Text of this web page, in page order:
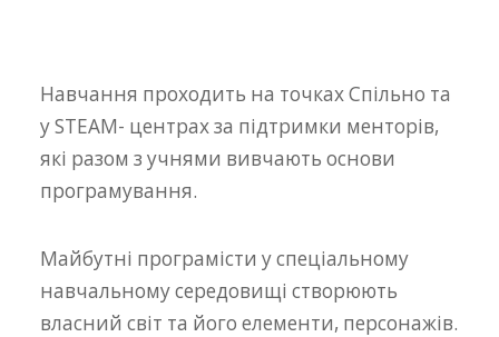
Навчання проходить на точках Спільно та
у STEAM- центрах за підтримки менторів,
які разом з учнями вивчають основи
програмування.
Майбутні програмісти у спеціальному
навчальному середовищі створюють
власний світ та його елементи, персонажів.